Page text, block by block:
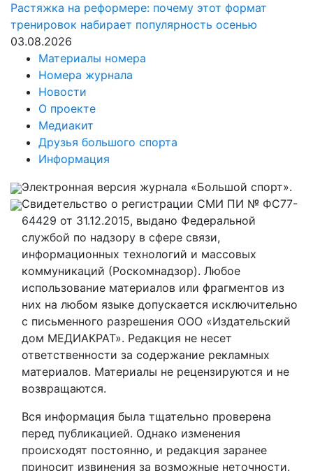
Растяжка на реформере: почему этот формат
тренировок набирает популярность осенью
03.08.2026
Материалы номера
Номера журнала
Новости
О проекте
Медиакит
Друзья большого спорта
Информация
Электронная версия журнала «Большой спорт».
Свидетельство о регистрации СМИ ПИ № ФС77-
64429 от 31.12.2015, выдано Федеральной
службой по надзору в сфере связи,
информационных технологий и массовых
коммуникаций (Роскомнадзор). Любое
использование материалов или фрагментов из
них на любом языке допускается исключительно
с письменного разрешения ООО «Издательский
дом МЕДИАКРАТ». Редакция не несет
ответственности за содержание рекламных
материалов. Материалы не рецензируются и не
возвращаются.
Вся информация была тщательно проверена
перед публикацией. Однако изменения
происходят постоянно, и редакция заранее
приносит извинения за возможные неточности.